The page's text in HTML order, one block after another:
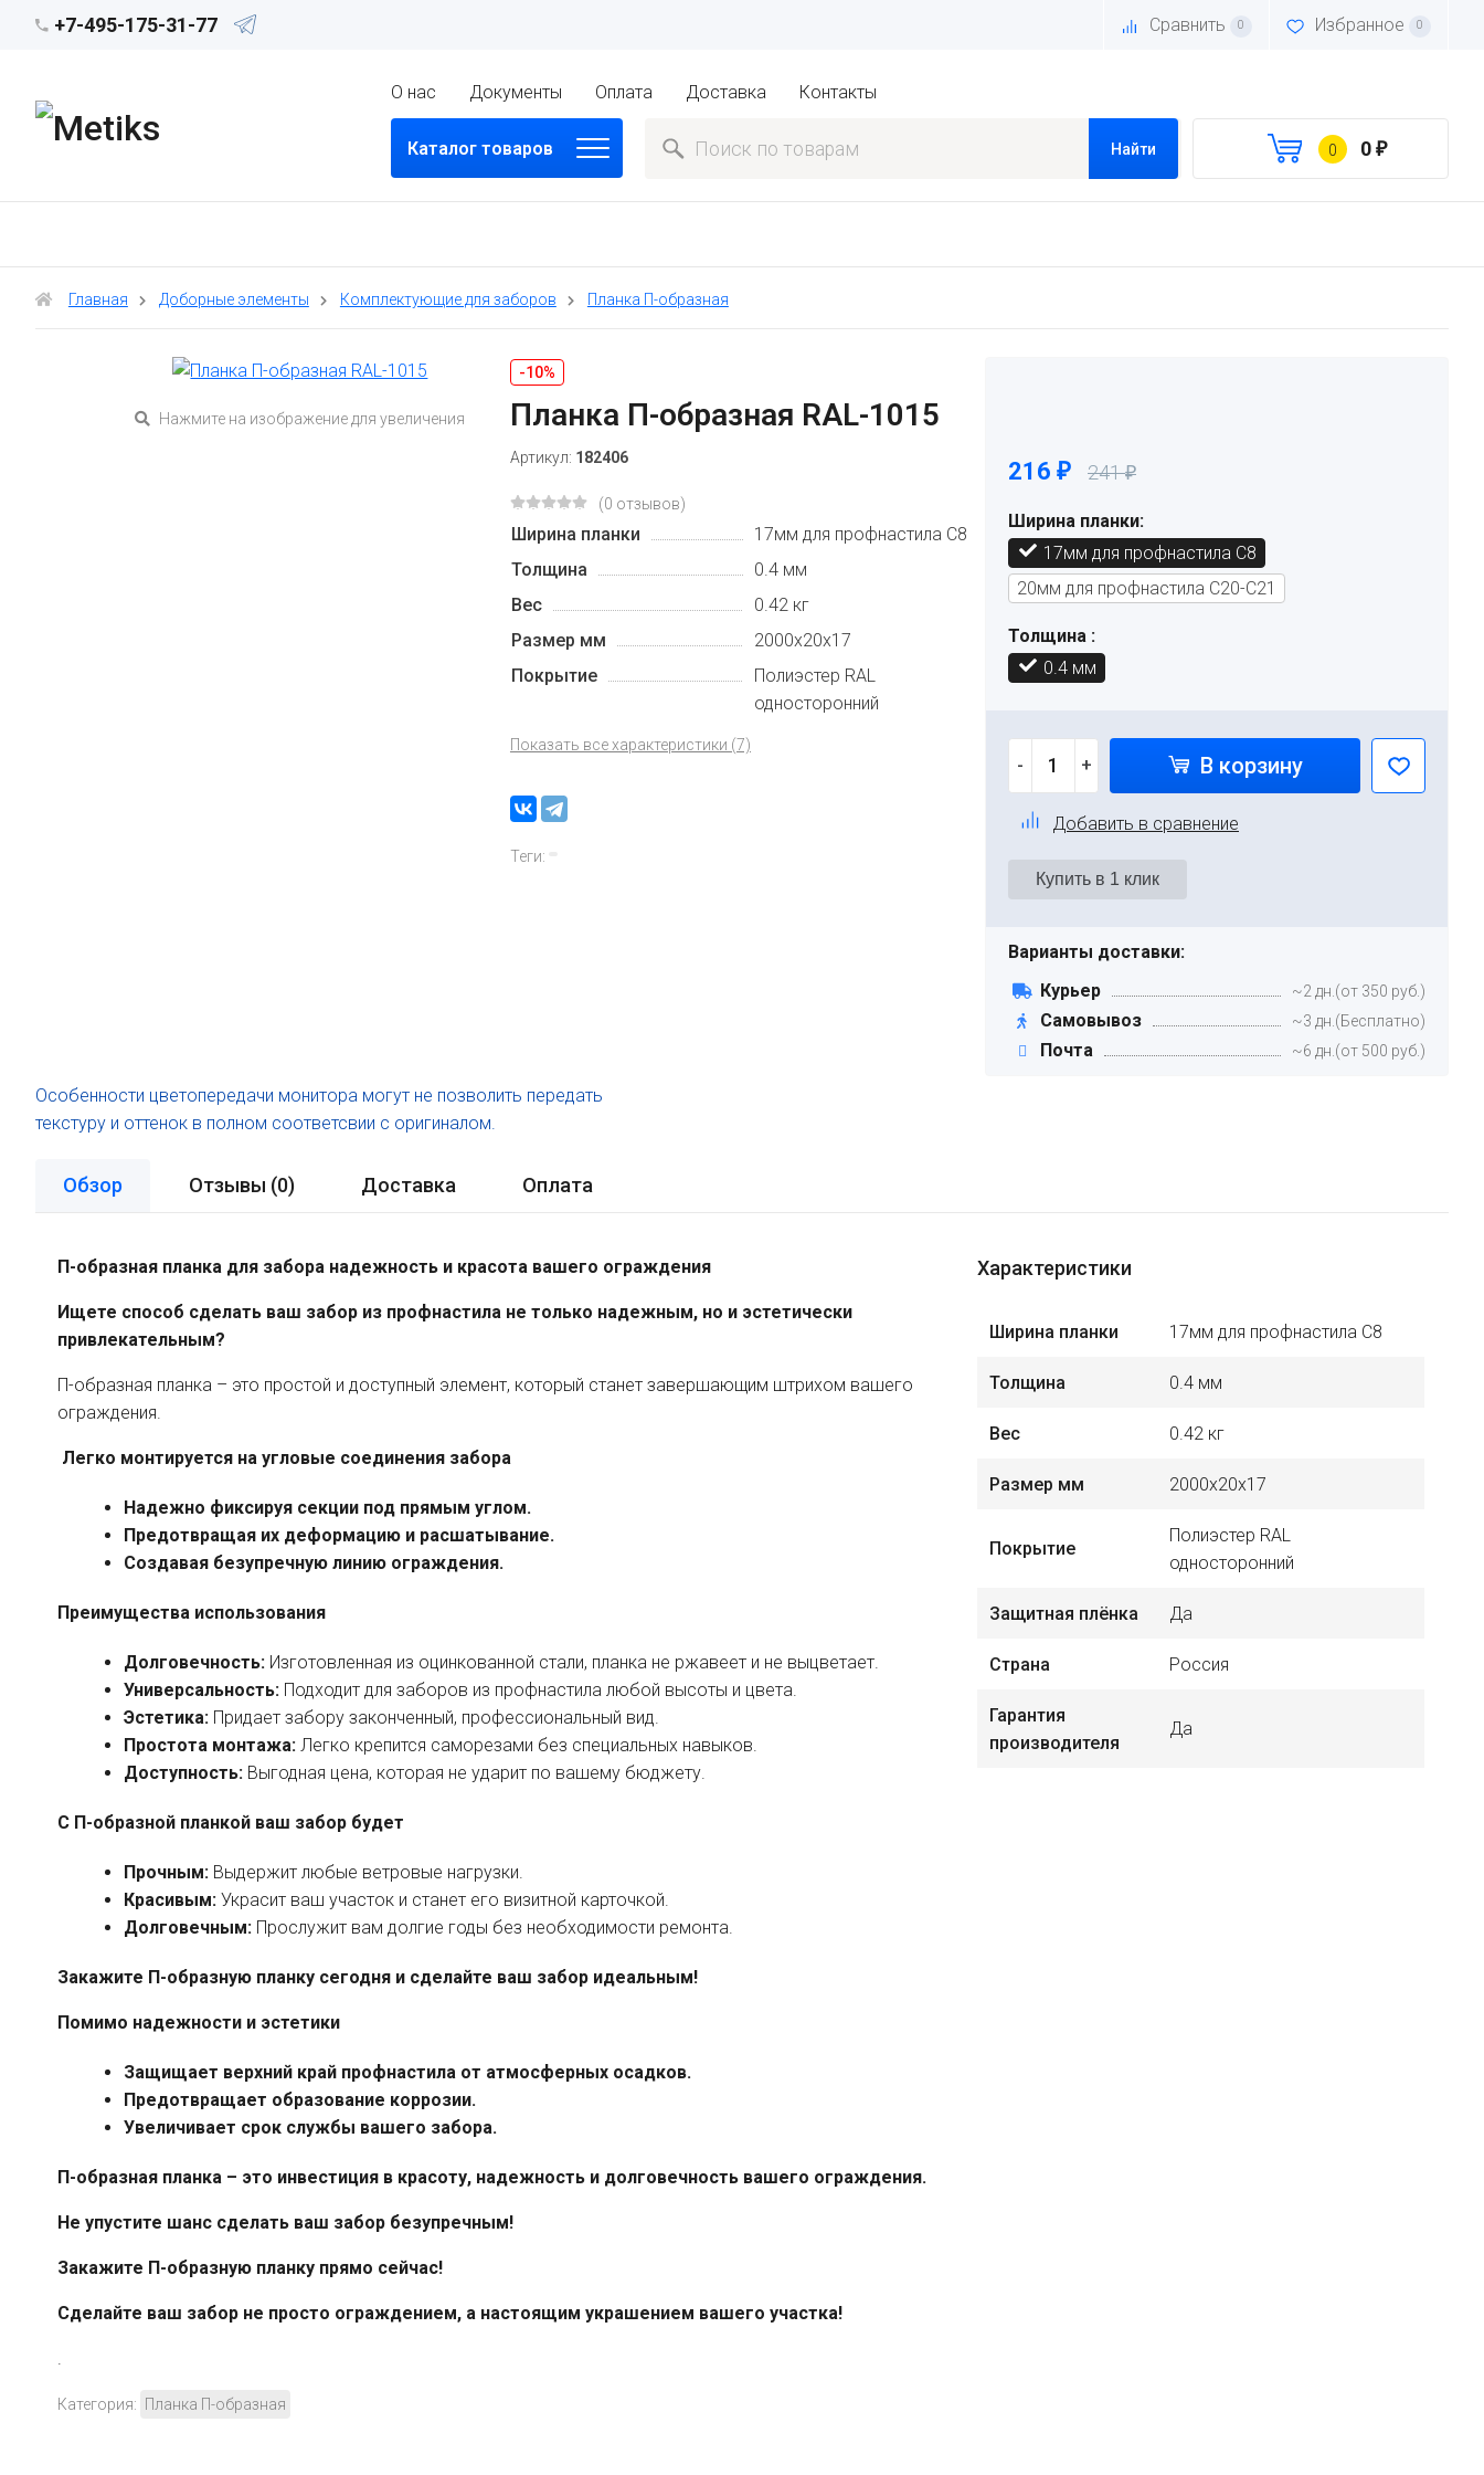
+7-495-175-31-77 Сравнить 0 Избранное 0
О нас Документы Оплата Доставка Контакты
Каталог товаров Найти 0 0 ₽
Главная Доборные элементы Комплектующие для заборов Планка П-образная
Нажмите на изображение для увеличения
-10%
Планка П-образная RAL-1015
Артикул: 182406
(0 отзывов)
Ширина планки
17мм для профнастила С8
Толщина
0.4 мм
Вес
0.42 кг
Размер мм
2000х20х17
Покрытие
Полиэстер RAL
односторонний
Показать все характеристики (7)
Теги:
216 ₽ 241₽
Ширина планки:
17мм для профнастила С8
20мм для профнастила С20-С21
Толщина :
0.4 мм
- + В корзину
Добавить в сравнение
Варианты доставки:
Курьер
~2 дн.(от 350 руб.)
Самовывоз ~3 дн.(Бесплатно)
Почта ~6 дн.(от 500 руб.)
Особенности цветопередачи монитора могут не позволить передать
текстуру и оттенок в полном соответсвии с оригиналом.
Обзор Отзывы (0) Доставка Оплата
П-образная планка для забора надежность и красота вашего ограждения
Ищете способ сделать ваш забор из профнастила не только надежным, но и эстетически
привлекательным?
П-образная планка – это простой и доступный элемент, который станет завершающим штрихом вашего
ограждения.
Легко монтируется на угловые соединения забора
Надежно фиксируя секции под прямым углом.
Предотвращая их деформацию и расшатывание.
Создавая безупречную линию ограждения.
Преимущества использования
Долговечность:Изготовленная из оцинкованной стали, планка не ржавеет и не выцветает.
Универсальность:Подходит для заборов из профнастила любой высоты и цвета.
Эстетика:Придает забору законченный, профессиональный вид.
Простота монтажа:Легко крепится саморезами без специальных навыков.
Доступность:Выгодная цена, которая не ударит по вашему бюджету.
С П-образной планкой ваш забор будет
Прочным:Выдержит любые ветровые нагрузки.
Красивым:Украсит ваш участок и станет его визитной карточкой.
Долговечным:Прослужит вам долгие годы без необходимости ремонта.
Закажите П-образную планку сегодня и сделайте ваш забор идеальным!
Помимо надежности и эстетики
Защищает верхний край профнастила от атмосферных осадков.
Предотвращает образование коррозии.
Увеличивает срок службы вашего забора.
П-образная планка – это инвестиция в красоту, надежность и долговечность вашего ограждения.
Не упустите шанс сделать ваш забор безупречным!
Закажите П-образную планку прямо сейчас!
Сделайте ваш забор не просто ограждением, а настоящим украшением вашего участка!
.
Категория: Планка П-образная
Характеристики
Ширина планки 17мм для профнастила С8
Толщина 0.4 мм
Вес 0.42 кг
Размер мм 2000х20х17
Покрытие
Полиэстер RAL
односторонний
Защитная плёнка Да
Страна Россия
Гарантия
производителя
Да